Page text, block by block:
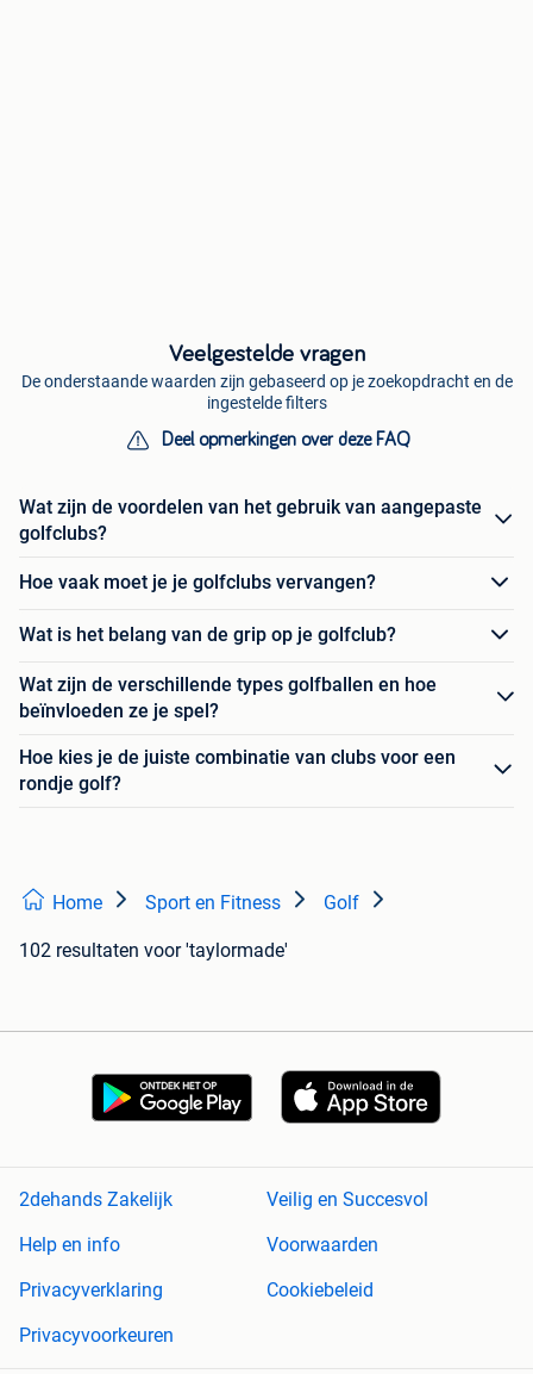
Veelgestelde vragen
De onderstaande waarden zijn gebaseerd op je zoekopdracht en de
ingestelde filters
Deel opmerkingen over deze FAQ
Wat zijn de voordelen van het gebruik van aangepaste
golfclubs?
Hoe vaak moet je je golfclubs vervangen?
Wat is het belang van de grip op je golfclub?
Wat zijn de verschillende types golfballen en hoe
beïnvloeden ze je spel?
Hoe kies je de juiste combinatie van clubs voor een
rondje golf?
Home Sport en Fitness Golf
102 resultaten voor 'taylormade'
2dehands Zakelijk
Veilig en Succesvol
Help en info
Voorwaarden
Privacyverklaring
Cookiebeleid
Privacyvoorkeuren